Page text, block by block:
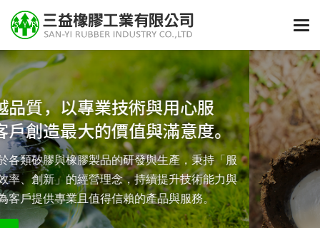
專注於矽膠、橡膠製品的客製化設計與
製造。 提供專業高品質的整體解決方
案。
管理系統，確保穩定品質並達到最
唯有堅持品質，才能成為對客戶最堅實的承諾與保障。